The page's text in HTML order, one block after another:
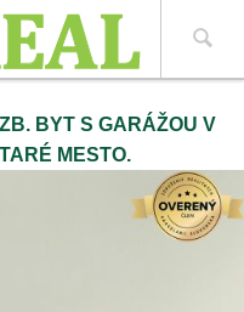
BYT S GARÁŽOU V
MESTO.